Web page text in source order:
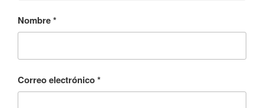
Nombre*
Correo electrónico*